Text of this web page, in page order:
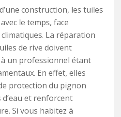
construction, les tuiles
le temps, face
La réparation
de rive doivent
un professionnel étant
En effet, elles
protection du pignon
et renforcent
Si vous habitez à